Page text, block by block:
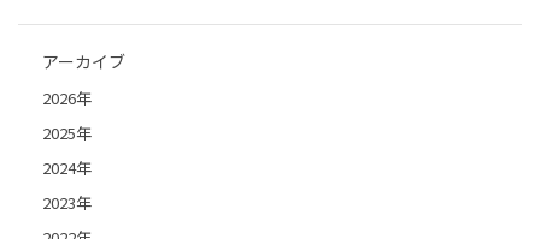
アーカイブ
2026年
2025年
2024年
2023年